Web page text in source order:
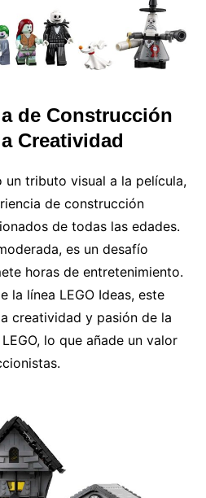
de Construcción
Creatividad
un tributo visual a la película,
de construcción
de todas las edades.
es un desafío
horas de entretenimiento.
la línea LEGO Ideas, este
creatividad y pasión de la
lo que añade un valor